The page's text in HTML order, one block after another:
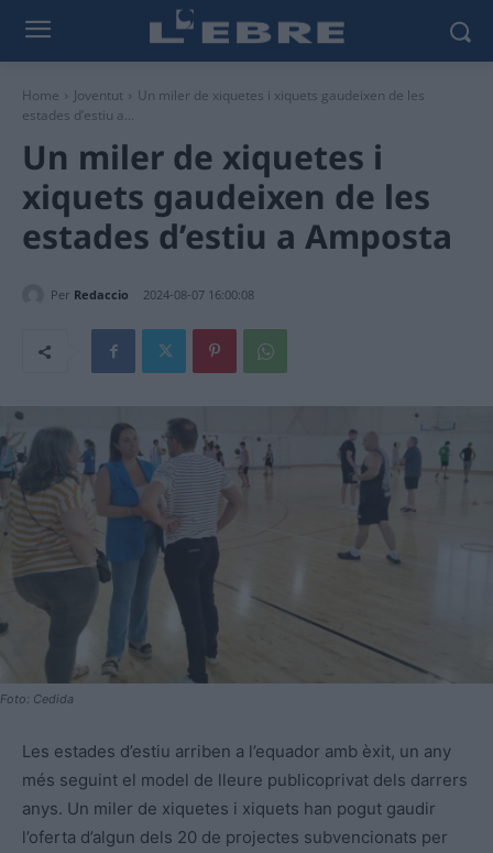
Home Joventut
Un miler de xiquetes i xiquets gaudeixen de les
estades d’estiu a...
Un miler de xiquetes i
xiquets gaudeixen de les
estades d’estiu a Amposta
Per Redaccio 2024-08-07 16:00:08
Foto: Cedida
Les estades d’estiu arriben a l’equador amb èxit, un any
més seguint el model de lleure publicoprivat dels darrers
anys. Un miler de xiquetes i xiquets han pogut gaudir
l’oferta d’algun dels 20 de projectes subvencionats per